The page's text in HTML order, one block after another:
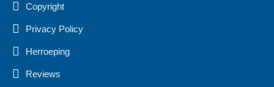
Copyright
Privacy Policy
Herroeping
Reviews